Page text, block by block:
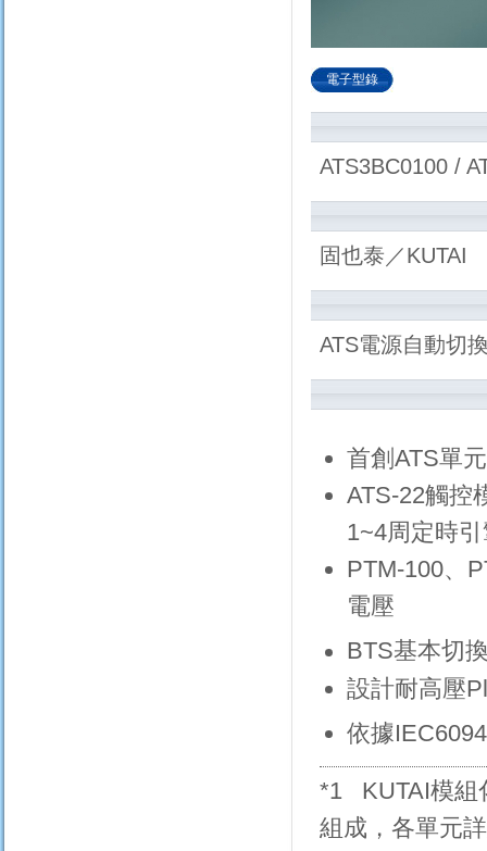
電子型錄
ATS3BC0100 /
固也泰／KUTAI
ATS電源自動切
首創ATS單
ATS-22觸控
1~4周定時
PTM-100、
電壓
BTS基本切
設計耐高壓
依據
*1 KUTAI模組
組成，各單元